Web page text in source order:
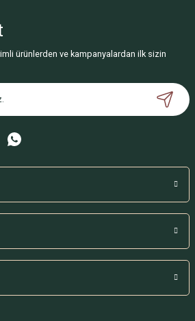
ederiz.
veya görüntülenemiyor.
bilgiler bulunuyor.
bulunuyor.
alternatifler olmalı.
ürünlerden ve kampanyalardan ilk sizin